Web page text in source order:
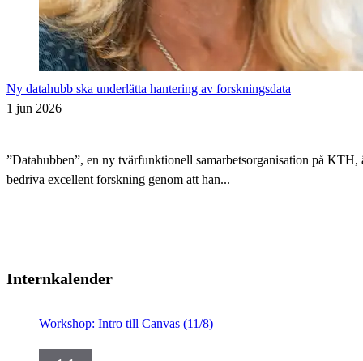
Ny datahubb ska underlätta hantering av forskningsdata
1 jun 2026
”Datahubben”, en ny tvärfunktionell samarbetsorganisation på
bedriva excellent forskning genom att han...
Internkalender
Workshop: Intro till Canvas (11/8)